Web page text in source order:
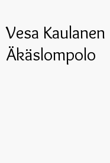
Vesa Kaulanen
Äkäslompolo